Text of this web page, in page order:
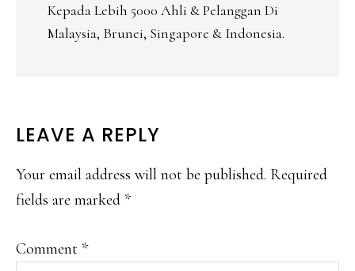
Kepada Lebih 5000 Ahli & Pelanggan Di
Malaysia, Brunei, Singapore & Indonesia.
READER
INTERACTIONS
LEAVE A REPLY
Your email address will not be published. Required
fields are marked *
Comment *